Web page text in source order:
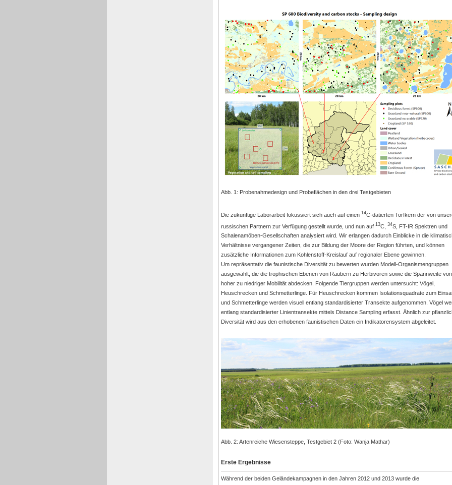
Abb. 1: Probenahmedesign und Probeflächen in den drei Testgebieten
Die zukunftige Laborarbeit fokussiert sich auch auf einen 14C-datierten Torfkern der von
russischen Partnern zur Verfügung gestellt wurde, und nun auf 13C, 34S, FT-IR Spektren und
Schalenamöben-Gesellschaften analysiert wird. Wir erlangen dadurch Einblicke in die
Verhältnisse vergangener Zeiten, die zur Bildung der Moore der Region führten, und können
zusätzliche Informationen zum Kohlenstoff-Kreislauf auf regionaler Ebene gewinnen.
Um repräsentativ die faunistische Diversität zu bewerten wurden Modell-Organismengruppen
ausgewählt, die die trophischen Ebenen von Räubern zu Herbivoren sowie die Spannweite von
hoher zu niedriger Mobilität abdecken. Folgende Tiergruppen werden untersucht: Vögel,
Heuschrecken und Schmetterlinge. Für Heuschrecken kommen Isolationsquadrate zum
und Schmetterlinge werden visuell entlang standardisierter Transekte aufgenommen. Vögel
entlang standardisierter Linientransekte mittels Distance Sampling erfasst. Ähnlich zur
Diversität wird aus den erhobenen faunistischen Daten ein Indikatorensystem abgeleitet.
Abb. 2: Artenreiche Wiesensteppe, Testgebiet 2 (Foto: Wanja Mathar)
Erste Ergebnisse
Während der beiden Geländekampagnen in den Jahren 2012 und 2013 wurde die